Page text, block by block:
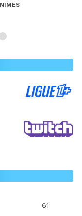
NIMES
61